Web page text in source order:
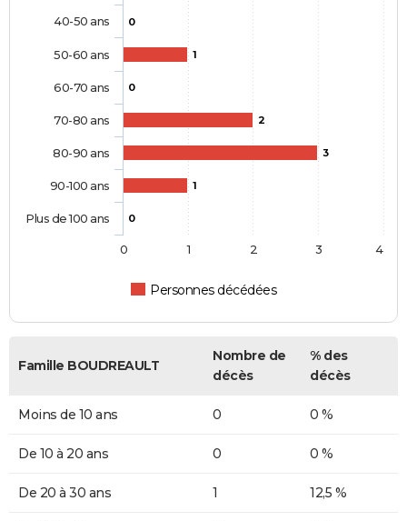
0
1
0
2
3
1
0
Personnes décédées
40-50 ans
50-60 ans
60-70 ans
70-80 ans
80-90 ans
90-100 ans
Plus de 100 ans
0 1 2 3 4
Famille BOUDREAULT
Nombre de
décès
% des
décès
Moins de 10 ans 0 0 %
De 10 à 20 ans 0 0 %
De 20 à 30 ans 1 12,5 %